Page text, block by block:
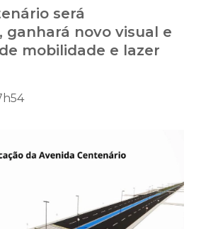
será
ganhará novo visual e
mobilidade e lazer